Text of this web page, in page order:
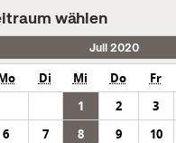
wählen
Juli 2020
Di Mi Do Fr
1
2 3
6
7 8 9 10